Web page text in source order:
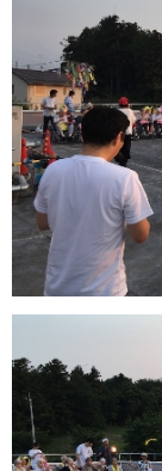
地域密着型特定施
グループホームトマ
居宅介護支援事業者